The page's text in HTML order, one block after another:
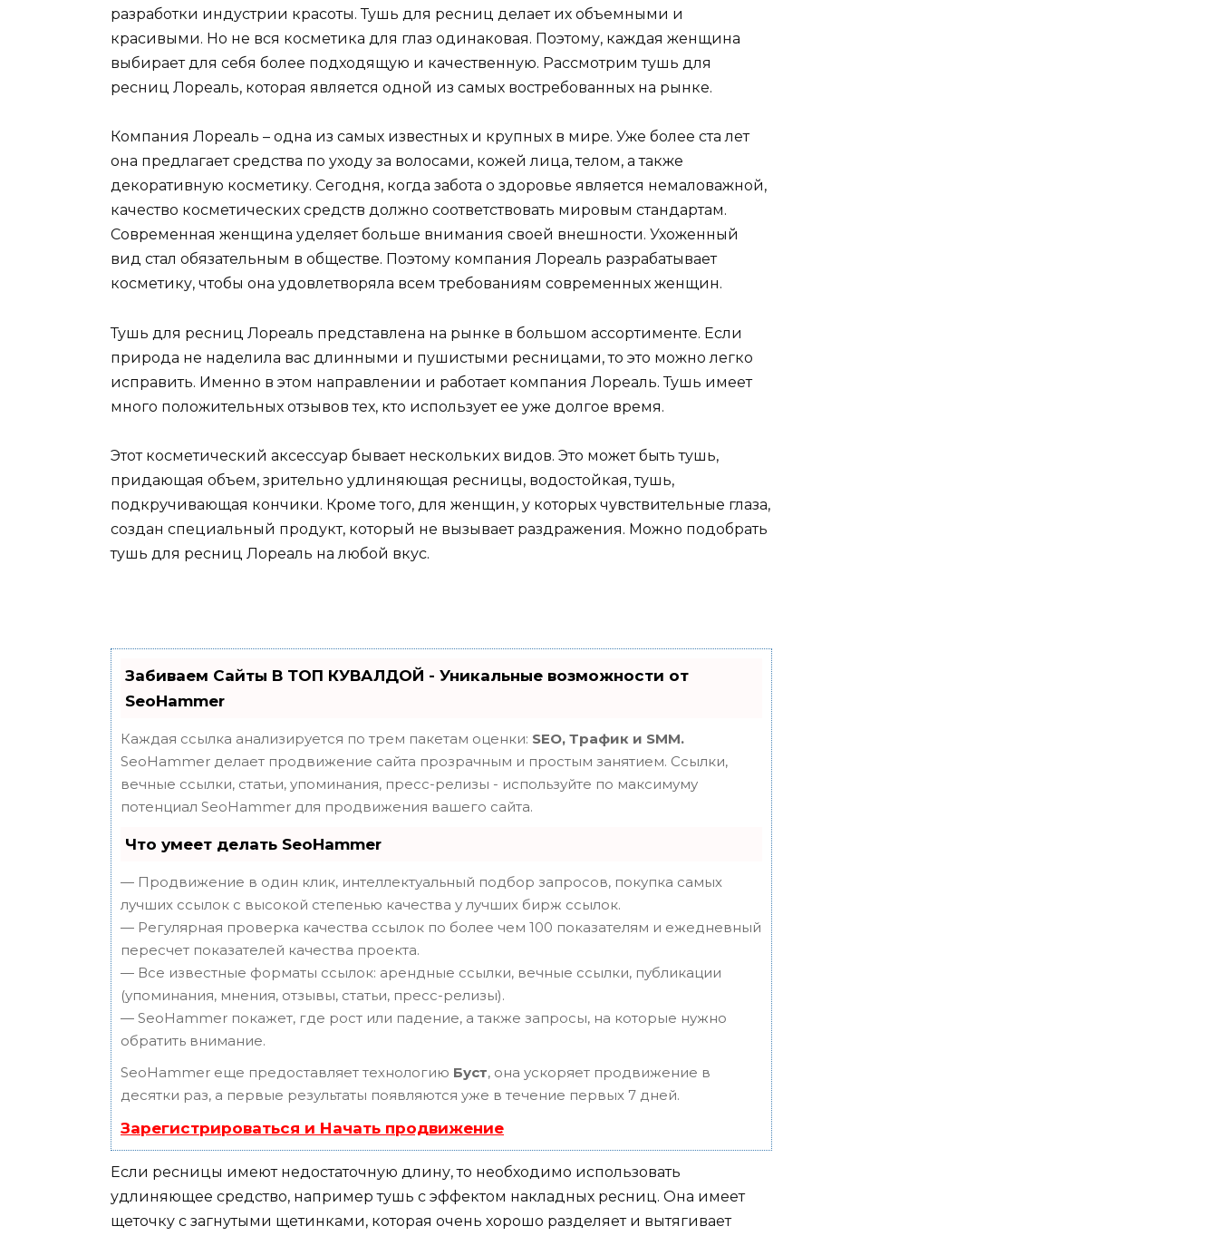
разработки индустрии красоты. Тушь для ресниц делает их объемными и
красивыми. Но не вся косметика для глаз одинаковая. Поэтому, каждая женщина
выбирает для себя более подходящую и качественную. Рассмотрим тушь для
ресниц Лореаль, которая является одной из самых востребованных на рынке.
Компания Лореаль – одна из самых известных и крупных в мире. Уже более ста лет
она предлагает средства по уходу за волосами, кожей лица, телом, а также
декоративную косметику. Сегодня, когда забота о здоровье является немаловажной,
качество косметических средств должно соответствовать мировым стандартам.
Современная женщина уделяет больше внимания своей внешности. Ухоженный
вид стал обязательным в обществе. Поэтому компания Лореаль разрабатывает
косметику, чтобы она удовлетворяла всем требованиям современных женщин.
Тушь для ресниц Лореаль представлена на рынке в большом ассортименте. Если
природа не наделила вас длинными и пушистыми ресницами, то это можно легко
исправить. Именно в этом направлении и работает компания Лореаль. Тушь имеет
много положительных отзывов тех, кто использует ее уже долгое время.
Этот косметический аксессуар бывает нескольких видов. Это может быть тушь,
придающая объем, зрительно удлиняющая ресницы, водостойкая, тушь,
подкручивающая кончики. Кроме того, для женщин, у которых чувствительные глаза,
создан специальный продукт, который не вызывает раздражения. Можно подобрать
тушь для ресниц Лореаль на любой вкус.
Забиваем Сайты В ТОП КУВАЛДОЙ - Уникальные возможности от
SeoHammer
Каждая ссылка анализируется по трем пакетам оценки: SEO, Трафик и SMM.
SeoHammer делает продвижение сайта прозрачным и простым занятием. Ссылки,
вечные ссылки, статьи, упоминания, пресс-релизы - используйте по максимуму
потенциал SeoHammer для продвижения вашего сайта.
Что умеет делать SeoHammer
— Продвижение в один клик, интеллектуальный подбор запросов, покупка самых
лучших ссылок с высокой степенью качества у лучших бирж ссылок.
— Регулярная проверка качества ссылок по более чем 100 показателям и ежедневный
пересчет показателей качества проекта.
— Все известные форматы ссылок: арендные ссылки, вечные ссылки, публикации
(упоминания, мнения, отзывы, статьи, пресс-релизы).
— SeoHammer покажет, где рост или падение, а также запросы, на которые нужно
обратить внимание.
SeoHammer еще предоставляет технологию Буст, она ускоряет продвижение в
десятки раз, а первые результаты появляются уже в течение первых 7 дней.
Зарегистрироваться и Начать продвижение
Если ресницы имеют недостаточную длину, то необходимо использовать
удлиняющее средство, например тушь с эффектом накладных ресниц. Она имеет
щеточку с загнутыми щетинками, которая очень хорошо разделяет и вытягивает